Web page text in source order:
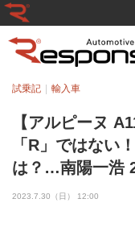
【アルピーヌ
「R」ではない
は？…南陽一浩
試乗記 輸入車
2023.7.30（日） 12:00